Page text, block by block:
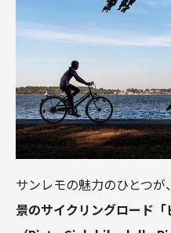
サンレモの魅力のひとつが、
景のサイクリングロード